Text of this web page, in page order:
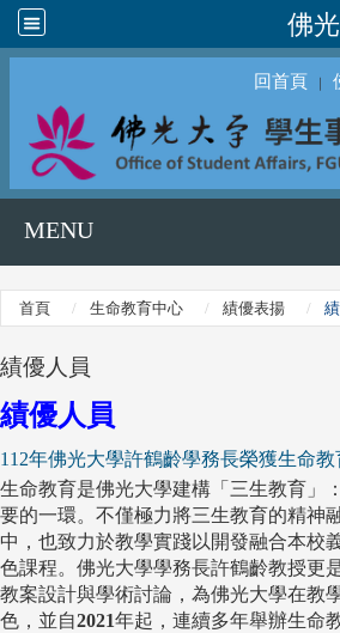
佛
回首頁 ｜
MENU
首頁 生命教育中心 績優表揚
績優人員
績優人員
112年佛光大學許鶴齡學務長榮獲生命
生命教育是佛光大學建構「三生教育」
要的一環。不僅極力將三生教育的精神
中，也致力於教學實踐以開發融合本校
色課程。佛光大學學務長許鶴齡教授更
教案設計與學術討論，為佛光大學在教
色，並自2021年起，連續多年舉辦生命